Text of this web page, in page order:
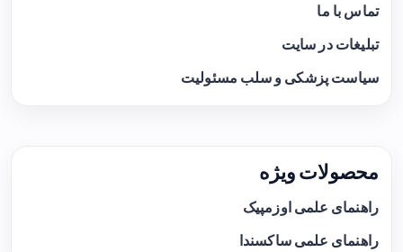
تماس با ما
تبلیغات در سایت
سیاست پزشکی و سلب مسئولیت
محصولات ویژه
راهنمای علمی اوزمپیک
راهنمای علمی ساکسندا